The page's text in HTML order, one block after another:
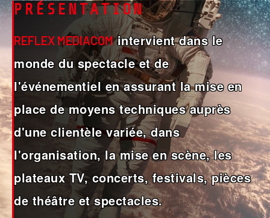
PRÉSENTATION
REFLEX MEDIACOMintervient dans le
monde du spectacle et de
l'événementiel en assurant la mise en
place de moyens techniques auprès
d'une clientèle variée, dans
l'organisation, la mise en scène, les
plateaux TV, concerts, festivals, pièces
de théâtre et spectacles.